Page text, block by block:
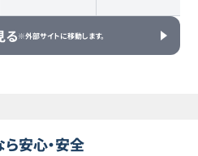
る※外部サイトに移動します。
安心・安全